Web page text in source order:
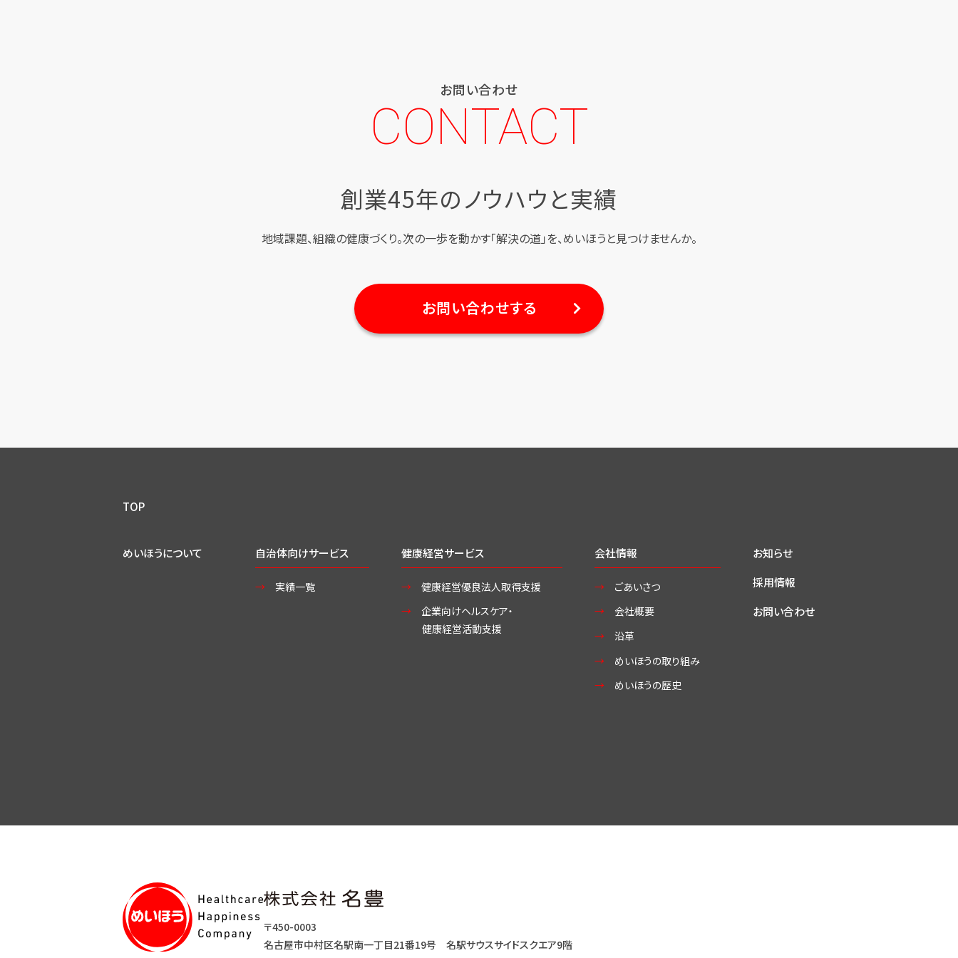
お問い合わせ
CONTACT
創業45年のノウハウと実績
地域課題、組織の健康づくり。次の一歩を動かす「解決の道」を、めいほうと見つけませんか。
お問い合わせする
TOP
めいほうについて 自治体向けサービス
実績一覧
健康経営サービス
健康経営優良法人取得支援
企業向けヘルスケア・
健康経営活動支援
会社情報
ごあいさつ
会社概要
沿革
めいほうの取り組み
めいほうの歴史
お知らせ
採用情報
お問い合わせ
〒450-0003
名古屋市中村区名駅南一丁目21番19号 名駅サウスサイドスクエア9階